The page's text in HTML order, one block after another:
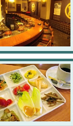
穂区